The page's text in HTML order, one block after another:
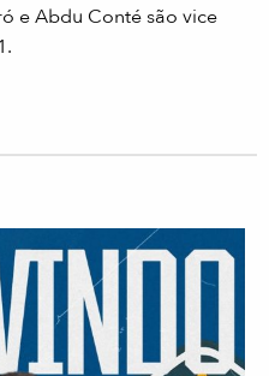
e Abdu Conté são vice